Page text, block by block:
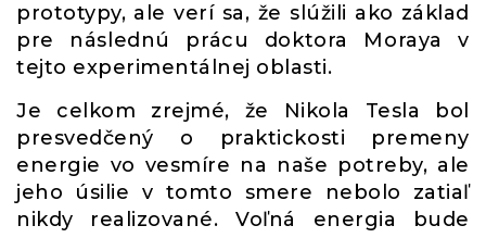
prototypy, ale verí sa, že slúžili ako základ
pre následnú prácu doktora Moraya v
tejto experimentálnej oblasti.
Je celkom zrejmé, že Nikola Tesla bol
presvedčený o praktickosti premeny
energie vo vesmíre na naše potreby, ale
jeho úsilie v tomto smere nebolo zatiaľ
nikdy realizované. Voľná energia bude